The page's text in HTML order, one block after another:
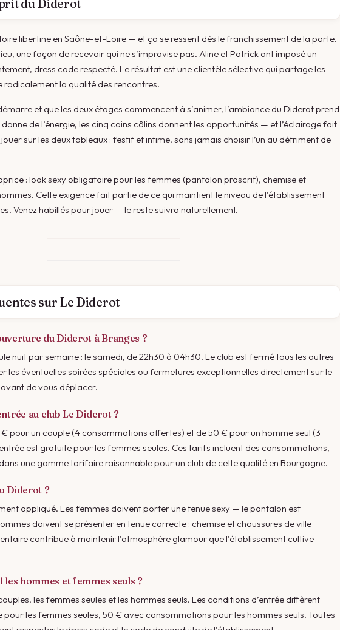
du Diderot
libertine en Saône-et-Loire — et ça se ressent dès le franchissement de la porte.
une façon de recevoir qui ne s’improvise pas. Aline et Patrick ont imposé un
dress code respecté. Le résultat est une clientèle sélective qui partage les
radicalement la qualité des rencontres.
et que les deux étages commencent à s’animer, l’ambiance du Diderot prend
de l’énergie, les cinq coins câlins donnent les opportunités — et l’éclairage fait
jouer sur les deux tableaux : festif et intime, sans jamais choisir l’un au détriment de
: look sexy obligatoire pour les femmes (pantalon proscrit), chemise et
Cette exigence fait partie de ce qui maintient le niveau de l’établissement
Venez habillés pour jouer — le reste suivra naturellement.
sur Le Diderot
du Diderot à Branges ?
nuit par semaine : le samedi, de 22h30 à 04h30. Le club est fermé tous les autres
les éventuelles soirées spéciales ou fermetures exceptionnelles directement sur le
de vous déplacer.
au club Le Diderot ?
€ pour un couple (4 consommations offertes) et de 50 € pour un homme seul (3
est gratuite pour les femmes seules. Ces tarifs incluent des consommations,
une gamme tarifaire raisonnable pour un club de cette qualité en Bourgogne.
Diderot ?
appliqué. Les femmes doivent porter une tenue sexy — le pantalon est
doivent se présenter en tenue correcte : chemise et chaussures de ville
contribue à maintenir l’atmosphère glamour que l’établissement cultive
hommes et femmes seuls ?
les femmes seules et les hommes seuls. Les conditions d’entrée diffèrent
pour les femmes seules, 50 € avec consommations pour les hommes seuls. Toutes